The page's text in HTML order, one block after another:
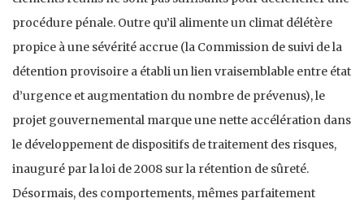
procédure pénale. Outre qu’il alimente un climat délétère
propice à une sévérité accrue (la Commission de suivi de la
détention provisoire a établi un lien vraisemblable entre état
d’urgence et augmentation du nombre de prévenus), le
projet gouvernemental marque une nette accélération dans
le développement de dispositifs de traitement des risques,
inauguré par la loi de 2008 sur la rétention de sûreté.
Désormais, des comportements, mêmes parfaitement